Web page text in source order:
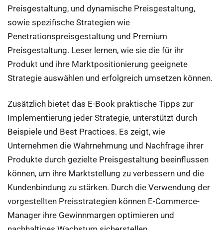
Preisgestaltung, und dynamische Preisgestaltung,
sowie spezifische Strategien wie
Penetrationspreisgestaltung und Premium
Preisgestaltung. Leser lernen, wie sie die für ihr
Produkt und ihre Marktpositionierung geeignete
Strategie auswählen und erfolgreich umsetzen können.
Zusätzlich bietet das E-Book praktische Tipps zur
Implementierung jeder Strategie, unterstützt durch
Beispiele und Best Practices. Es zeigt, wie
Unternehmen die Wahrnehmung und Nachfrage ihrer
Produkte durch gezielte Preisgestaltung beeinflussen
können, um ihre Marktstellung zu verbessern und die
Kundenbindung zu stärken. Durch die Verwendung der
vorgestellten Preisstrategien können E-Commerce-
Manager ihre Gewinnmargen optimieren und